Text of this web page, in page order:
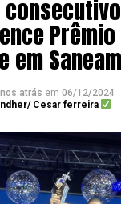
em
atrás em 06/12/2024
Cesar ferreira